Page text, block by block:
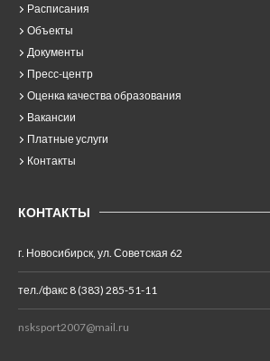
Расписания
Объекты
Документы
Пресс-центр
Оценка качества образования
Вакансии
Платные услуги
Контакты
КОНТАКТЫ
г. Новосибирск, ул. Советская 62
тел./факс 8 (383) 285-51-11
nsksport2007@mail.ru